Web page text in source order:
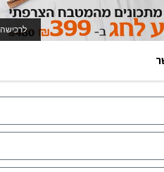
לרכישה
לאתר המשחקים